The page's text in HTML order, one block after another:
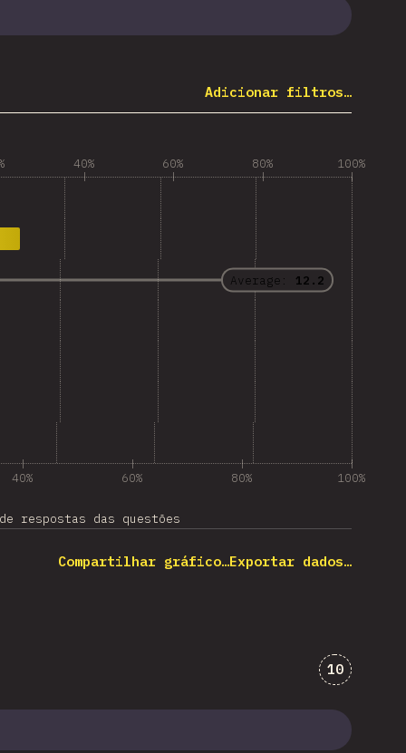
Adicionar filtros…
40% 60% 80% 100%
Average: 12.2
40% 60% 80% 100%
respostas das questões
Compartilhar gráfico…Exportar dados…
10